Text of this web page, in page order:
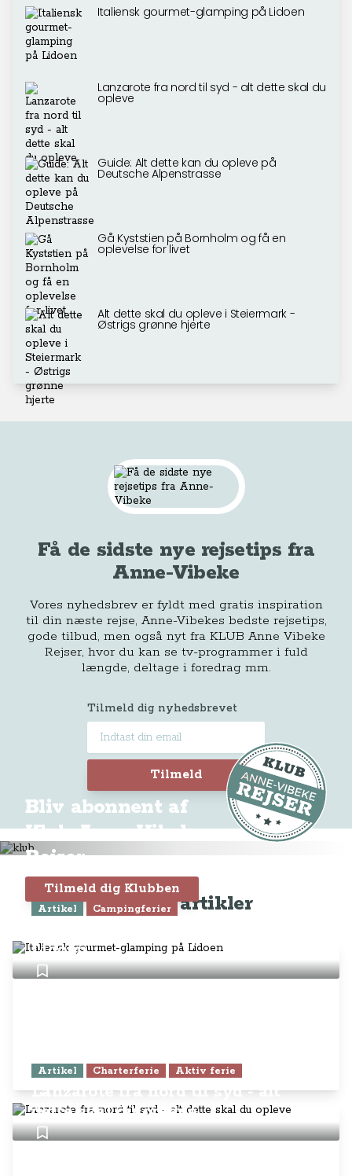
Italiensk gourmet-glamping på Lidoen
Lanzarote fra nord til syd - alt dette skal du
opleve
Guide: Alt dette kan du opleve på
Deutsche Alpenstrasse
Gå Kyststien på Bornholm og få en
oplevelse for livet
Alt dette skal du opleve i Steiermark -
Østrigs grønne hjerte
Få de sidste nye rejsetips fra
Anne-Vibeke
Vores nyhedsbrev er fyldt med gratis inspiration
til din næste rejse, Anne-Vibekes bedste rejsetips,
gode tilbud, men også nyt fra KLUB Anne Vibeke
Rejser, hvor du kan se tv-programmer i fuld
længde, deltage i foredrag mm.
Tilmeld dig nyhedsbrevet
Tilmeld
Bliv abonnent af
Klub Anne-Vibeke
Rejser
Tilmeld dig Klubben
Seneste artikler
Artikel Campingferier
Lidoen
Artikel Charterferie Aktiv ferie
Lanzarote fra nord til syd - alt
dette skal du opleve